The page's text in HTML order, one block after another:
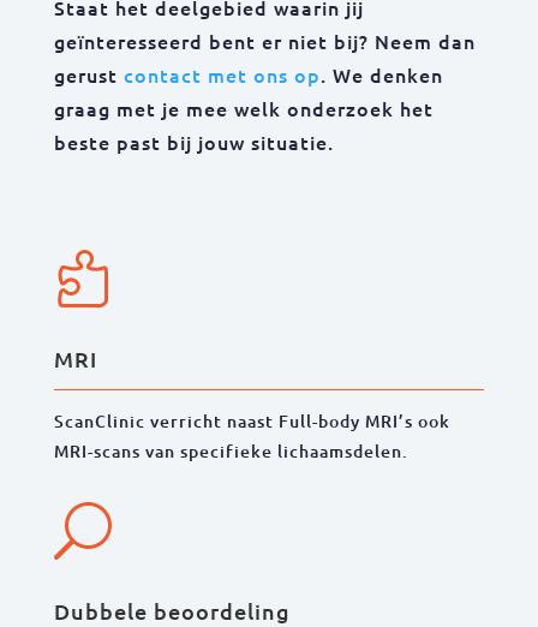
Staat het deelgebied waarin jij
geïnteresseerd bent er niet bij? Neem dan
gerust contact met ons op. We denken
graag met je mee welk onderzoek het
beste past bij jouw situatie.

MRI
ScanClinic verricht naast Full-body MRI’s ook
MRI-scans van specifieke lichaamsdelen.
U
Dubbele beoordeling